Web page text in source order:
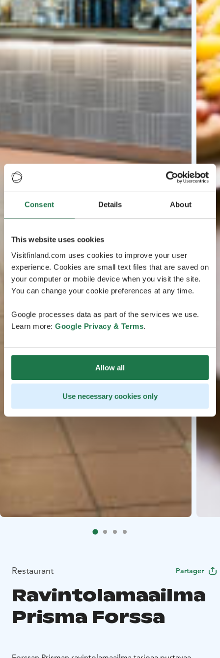
Consent Details About
This website uses cookies
Visitfinland.com uses cookies to improve your user
experience. Cookies are small text files that are saved on
your computer or mobile device when you visit the site.
You can change your cookie preferences at any time.
Google processes data as part of the services we use.
Learn more: Google Privacy & Terms.
Allow all
Use necessary cookies only
Restaurant Partager
Ravintolamaailma
Prisma Forssa